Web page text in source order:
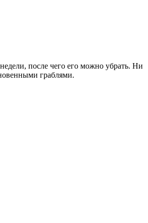
после чего его можно убрать. Ни
граблями.